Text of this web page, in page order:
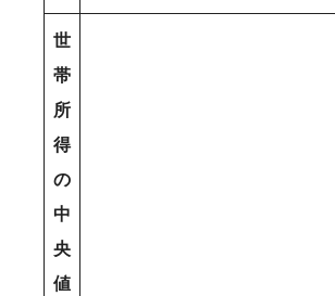
世
帯
所
得
の
中
央
値